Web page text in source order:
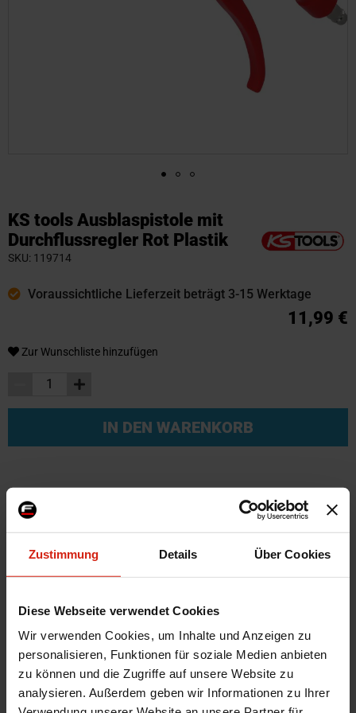
Zustimmung Details Über Cookies
Diese Webseite verwendet Cookies
Wir verwenden Cookies, um Inhalte und Anzeigen zu
personalisieren, Funktionen für soziale Medien anbieten
zu können und die Zugriffe auf unsere Website zu
analysieren. Außerdem geben wir Informationen zu Ihrer
KS tools Ausblaspistole mit
Durchflussregler Rot Plastik
SKU 119714
Voraussichtliche Lieferzeit beträgt 3-15 Werktage
11,99 €
Zur Wunschliste hinzufügen
IN DEN WARENKORB
Anfang
der
Bildgalerie
Weitere Informationen
Weitere
Informationen
SKU
119714
Farbe
Rot
Herstellercode
515.1901
Material
Plastik
Montagematerial
Nein